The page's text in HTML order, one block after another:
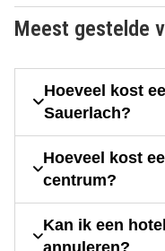
Meest gestelde
Hoeveel kost
Sauerlach?
Hoeveel kost
centrum?
Kan ik een
annuleren?